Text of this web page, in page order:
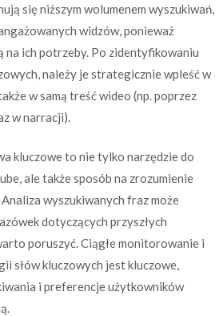
się niższym wolumenem wyszukiwań,
widzów, ponieważ
na ich potrzeby. Po zidentyfikowaniu
należy je strategicznie wpleść w
w samą treść wideo (np. poprzez
w narracji).
kluczowe to nie tylko narzędzie do
ale także sposób na zrozumienie
wyszukiwanych fraz może
dotyczących przyszłych
poruszyć. Ciągłe monitorowanie i
słów kluczowych jest kluczowe,
i preferencje użytkowników